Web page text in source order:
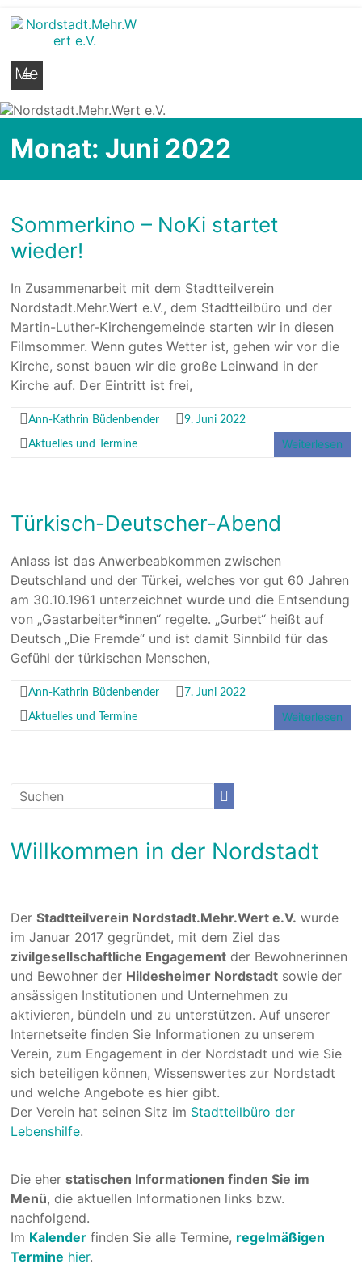
Nordstadt.Mehr.Wert e.V.
Stadtteilseite der Hildesheimer Nordstadt
Me
Monat:Juni 2022
Sommerkino – NoKi startet
wieder!
In Zusammenarbeit mit dem Stadtteilverein
Nordstadt.Mehr.Wert e.V., dem Stadtteilbüro und der
Martin-Luther-Kirchengemeinde starten wir in diesen
Filmsommer. Wenn gutes Wetter ist, gehen wir vor die
Kirche, sonst bauen wir die große Leinwand in der
Kirche auf. Der Eintritt ist frei,
Ann-Kathrin Büdenbender 9. Juni 2022
Aktuelles und Termine Weiterlesen
Türkisch-Deutscher-Abend
Anlass ist das Anwerbeabkommen zwischen
Deutschland und der Türkei, welches vor gut 60 Jahren
am 30.10.1961 unterzeichnet wurde und die Entsendung
von „Gastarbeiter*innen“ regelte. „Gurbet“ heißt auf
Deutsch „Die Fremde“ und ist damit Sinnbild für das
Gefühl der türkischen Menschen,
Ann-Kathrin Büdenbender 7. Juni 2022
Aktuelles und Termine Weiterlesen
Willkommen in der Nordstadt
DerStadtteilverein Nordstadt.Mehr.Wert e.V. wurde
im Januar 2017 gegründet, mit dem Ziel das
zivilgesellschaftliche Engagement der Bewohnerinnen
und Bewohner der Hildesheimer Nordstadt sowie der
ansässigen Institutionen und Unternehmen zu
aktivieren, bündeln und zu unterstützen. Auf unserer
Internetseite finden Sie Informationen zu unserem
Verein, zum Engagement in der Nordstadt und wie Sie
sich beteiligen können, Wissenswertes zur Nordstadt
und welche Angebote es hier gibt.
Der Verein hat seinen Sitz im Stadtteilbüro der
Lebenshilfe.
Die eherstatischen Informationen finden Sie im
Menü, die aktuellen Informationen links bzw.
nachfolgend.
Im Kalender finden Sie alle Termine, regelmäßigen
Termine hier.